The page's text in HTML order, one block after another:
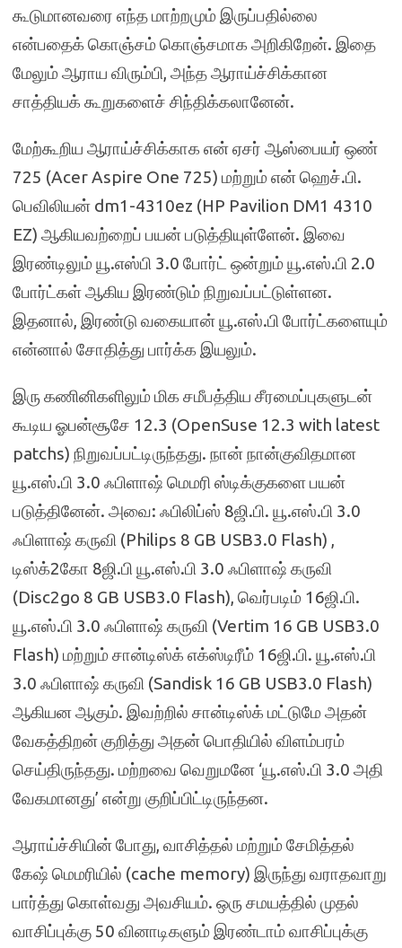
கூடுமானவரை எந்த மாற்றமும் இருப்பதில்லை
என்பதைக் கொஞ்சம் கொஞ்சமாக அறிகிறேன். இதை
மேலும் ஆராய விரும்பி, அந்த ஆராய்ச்சிக்கான
சாத்தியக் கூறுகளைச் சிந்திக்கலானேன்.
மேற்கூறிய ஆராய்ச்சிக்காக என் ஏசர் ஆஸ்பையர் ஒண்
725 (Acer Aspire One 725) மற்றும் என் ஹெச்.பி.
பெவிலியன் dm1-4310ez (HP Pavilion DM1 4310
EZ) ஆகியவற்றைப் பயன் படுத்தியுள்ளேன். இவை
இரண்டிலும் யூ.எஸ்பி 3.0 போர்ட் ஒன்றும் யூ.எஸ்.பி 2.0
போர்ட்கள் ஆகிய இரண்டும் நிறுவப்பட்டுள்ளன.
இதனால், இரண்டு வகையான் யூ.எஸ்.பி போர்ட்களையும்
என்னால் சோதித்து பார்க்க இயலும்.
இரு கணினிகளிலும் மிக சமீபத்திய சீரமைப்புகளுடன்
கூடிய ஓபன்சூசே 12.3 (OpenSuse 12.3 with latest
patchs) நிறுவப்பட்டிருந்தது. நான் நான்குவிதமான
யூ.எஸ்.பி 3.0 ஃபிளாஷ் மெமரி ஸ்டிக்குகளை பயன்
படுத்தினேன். அவை: ஃபிலிப்ஸ் 8ஜி.பி. யூ.எஸ்.பி 3.0
ஃபிளாஷ் கருவி (Philips 8 GB USB3.0 Flash) ,
டிஸ்க்2கோ 8ஜி.பி யூ.எஸ்.பி 3.0 ஃபிளாஷ் கருவி
(Disc2go 8 GB USB3.0 Flash), வெர்படிம் 16ஜி.பி.
யூ.எஸ்.பி 3.0 ஃபிளாஷ் கருவி (Vertim 16 GB USB3.0
Flash) மற்றும் சான்டிஸ்க் எக்ஸ்டிரீம் 16ஜி.பி. யூ.எஸ்.பி
3.0 ஃபிளாஷ் கருவி (Sandisk 16 GB USB3.0 Flash)
ஆகியன ஆகும். இவற்றில் சான்டிஸ்க் மட்டுமே அதன்
வேகத்திறன் குறித்து அதன் பொதியில் விளம்பரம்
செய்திருந்தது. மற்றவை வெறுமனே ‘யூ.எஸ்.பி 3.0 அதி
வேகமானது’ என்று குறிப்பிட்டிருந்தன.
ஆராய்ச்சியின் போது, வாசித்தல் மற்றும் சேமித்தல்
கேஷ் மெமரியில் (cache memory) இருந்து வராதவாறு
பார்த்து கொள்வது அவசியம். ஒரு சமயத்தில் முதல்
வாசிப்புக்கு 50 வினாடிகளும் இரண்டாம் வாசிப்புக்கு